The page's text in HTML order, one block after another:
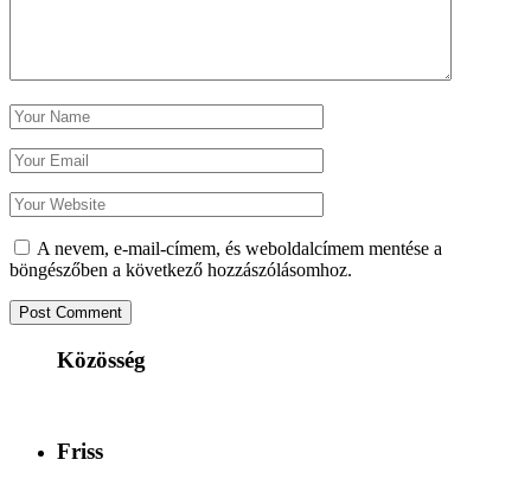
A nevem, e-mail-címem, és weboldalcímem mentése a
böngészőben a következő hozzászólásomhoz.
Közösség
Friss